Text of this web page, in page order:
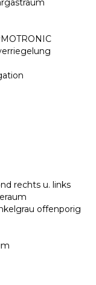
rechts u. links
offenporig